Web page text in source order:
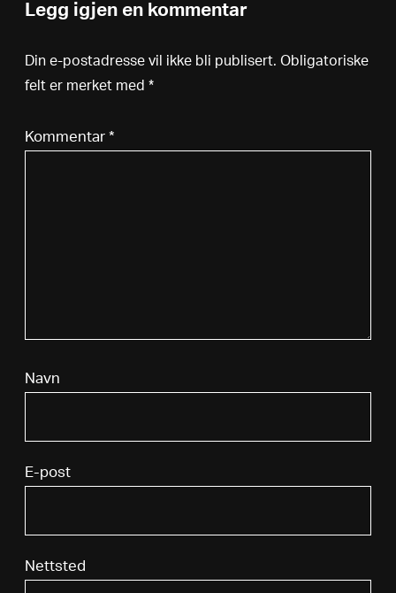
Legg igjen en kommentar
Din e-postadresse vil ikke bli publisert. Obligatoriske
felt er merket med *
Kommentar *
Navn
E-post
Nettsted